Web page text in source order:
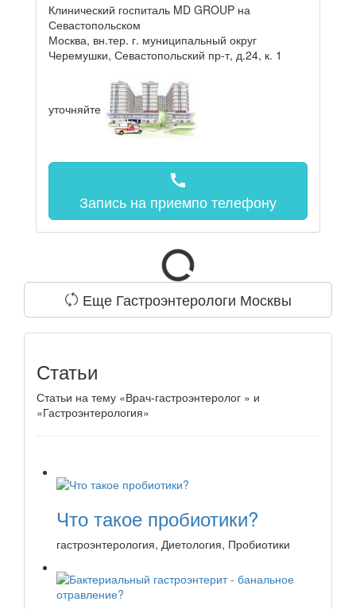
Клинический госпиталь MD GROUP на
Севастопольском
Москва, вн.тер. г. муниципальный округ
Черемушки, Севастопольский пр-т, д.24, к. 1
уточняйте
call
Запись на приемпо телефону
Еще Гастроэнтерологи Москвы
Статьи
Статьи на тему «Врач-гастроэнтеролог » и
«Гастроэнтерология»
Что такое пробиотики?
гастроэнтерология, Диетология, Пробиотики